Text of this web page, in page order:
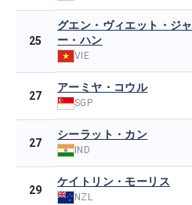
25
グエン・ヴィエット・ジャ
ー・ハン
VIE
27
アーミヤ・コウル
SGP
27
シーラット・カン
IND
29
ケイトリン・モーリス
NZL